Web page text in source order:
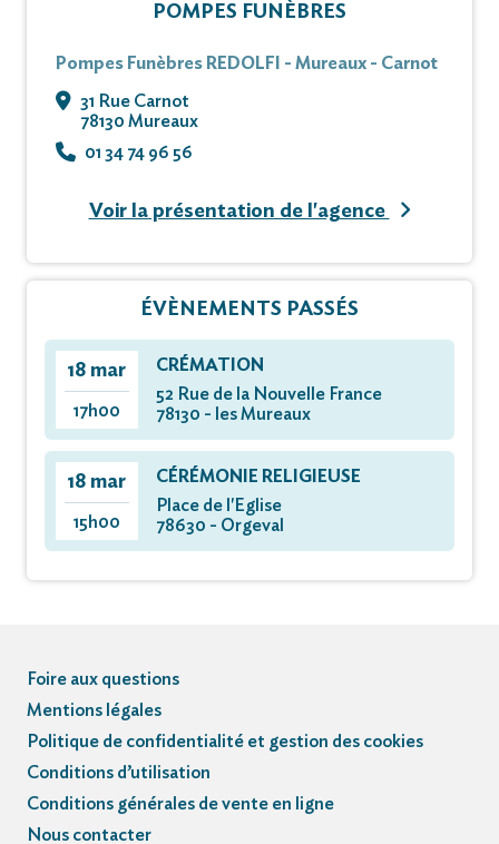
POMPES FUNÈBRES
Pompes Funèbres REDOLFI - Mureaux - Carnot
31 Rue Carnot
78130 Mureaux
01 34 74 96 56
Voir la présentation de l'agence
ÉVÈNEMENTS PASSÉS
18 mar
17h00
CRÉMATION
52 Rue de la Nouvelle France
78130 - les Mureaux
18 mar
15h00
CÉRÉMONIE RELIGIEUSE
Place de l'Eglise
78630 - Orgeval
Foire aux questions
Mentions légales
Politique de confidentialité et gestion des cookies
Conditions d’utilisation
Conditions générales de vente en ligne
Nous contacter